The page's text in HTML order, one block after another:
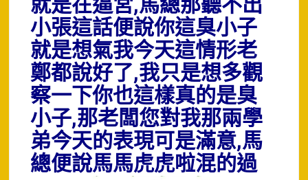
小張這話便說你這臭小子
就是想氣我今天這情形老
鄭都說好了,我只是想多觀
察一下你也這樣真的是臭
小子,那老闆您對我那兩學
弟今天的表現可是滿意,馬
總便說馬馬虎虎啦混的過